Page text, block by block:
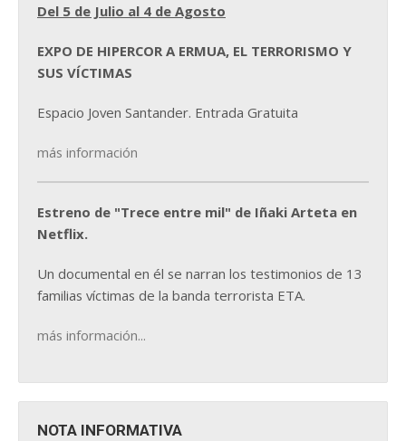
Del 5 de Julio al 4 de Agosto
EXPO DE HIPERCOR A ERMUA, EL TERRORISMO Y
SUS VÍCTIMAS
Espacio Joven Santander. Entrada Gratuita
más información
Estreno de "Trece entre mil" de Iñaki Arteta en
Netflix.
Un documental en él se narran los testimonios de 13
familias víctimas de la banda terrorista ETA.
más información...
NOTA INFORMATIVA